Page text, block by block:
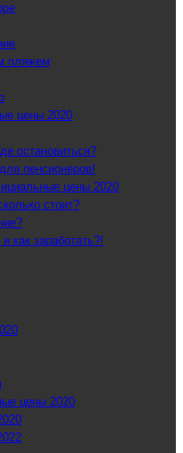
пляжем
цены 2020
остановиться?
пенсионеров!
цены 2020
стоит?
как заработать?!
цены 2020